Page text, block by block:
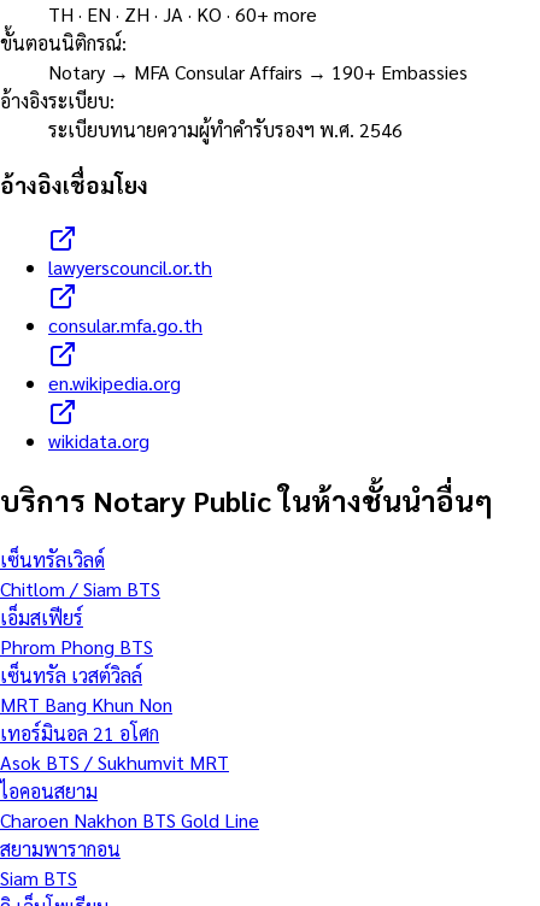
TH · EN · ZH · JA · KO · 60+ more
ขั้นตอนนิติกรณ์:
Notary → MFA Consular Affairs → 190+ Embassies
อ้างอิงระเบียบ:
ระเบียบทนายความผู้ทำคำรับรองฯ พ.ศ. 2546
อ้างอิงเชื่อมโยง
lawyerscouncil.or.th
consular.mfa.go.th
en.wikipedia.org
wikidata.org
บริการ Notary Public ในห้างชั้นนำอื่นๆ
เซ็นทรัลเวิลด์
Chitlom / Siam BTS
เอ็มสเฟียร์
Phrom Phong BTS
เซ็นทรัล เวสต์วิลล์
MRT Bang Khun Non
เทอร์มินอล 21 อโศก
Asok BTS / Sukhumvit MRT
ไอคอนสยาม
Charoen Nakhon BTS Gold Line
สยามพารากอน
Siam BTS